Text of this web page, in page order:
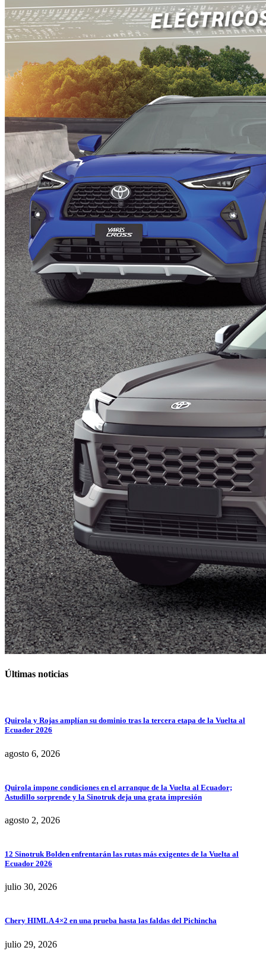
Últimas noticias
Quirola y Rojas amplían su dominio tras la tercera etapa de la Vuelta al
Ecuador 2026
agosto 6, 2026
Quirola impone condiciones en el arranque de la Vuelta al Ecuador;
Astudillo sorprende y la Sinotruk deja una grata impresión
agosto 2, 2026
12 Sinotruk Bolden enfrentarán las rutas más exigentes de la Vuelta al
Ecuador 2026
julio 30, 2026
Chery HIMLA 4×2 en una prueba hasta las faldas del Pichincha
julio 29, 2026